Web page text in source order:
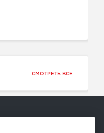
СМОТРЕТЬ ВСЕ